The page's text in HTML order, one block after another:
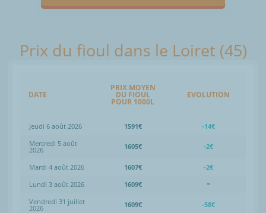
Prix du fioul dans le Loiret (45)
DATE
PRIX MOYEN
DU FIOUL
POUR 1000L
EVOLUTION
Jeudi 6 août 2026 1591€
-14€
Mercredi 5 août
2026 1605€ -2€
Mardi 4 août 2026 1607€
-2€
Lundi 3 août 2026
1609€
=
Vendredi 31 juillet
2026 1609€ -58€